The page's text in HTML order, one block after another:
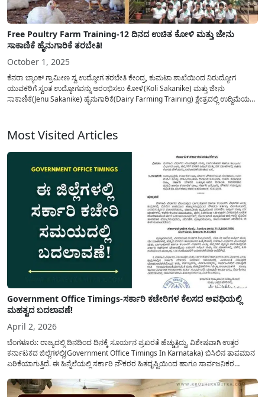
Free Poultry Farm Training-12 ದಿನದ ಉಚಿತ ಕೋಳಿ ಮತ್ತು ಜೇನು
ಸಾಕಾಣಿಕೆ ಹೈನುಗಾರಿಕೆ ತರಬೇತಿ!
October 1, 2025
ಕೆನರಾ ಬ್ಯಾಂಕ್ ಗ್ರಾಮೀಣ ಸ್ವ ಉದ್ಯೋಗ ತರಬೇತಿ ಕೇಂದ್ರ, ಕುಮಟಾ ಶಾಖೆಯಿಂದ ನಿರುದ್ಯೋಗ
ಯುವಕರಿಗೆ ಸ್ವಂತ ಉದ್ಯೋಗವನ್ನು ಆರಂಭಿಸಲು ಕೋಳಿ(Koli Sakanike) ಮತ್ತು ಜೇನು
ಸಾಕಾಣಿಕೆ(Jenu Sakanike) ಹೈನುಗಾರಿಕೆ(Dairy Farming Training) ಕ್ಷೇತ್ರದಲ್ಲಿ ಉದ್ದಿಮೆಯನ್ನು
Most Visited Articles
Government Office Timings-ಸರ್ಕಾರಿ ಕಚೇರಿಗಳ ಕೆಲಸದ ಅವಧಿಯಲ್ಲಿ
ಮಹತ್ವದ ಬದಲಾವಣೆ!
April 2, 2026
ಬೆಂಗಳೂರು: ರಾಜ್ಯದಲ್ಲಿ ದಿನದಿಂದ ದಿನಕ್ಕೆ ಸೂರ್ಯನ ಪ್ರಖರತೆ ಹೆಚ್ಚುತ್ತಿದ್ದು, ವಿಶೇಷವಾಗಿ ಉತ್ತರ
ಕರ್ನಾಟಕದ ಜಿಲ್ಲೆಗಳಲ್ಲಿ(Government Office Timings In Karnataka) ಬಿಸಿಲಿನ ತಾಪಮಾನ
ಏರಿಕೆಯಾಗುತ್ತಿದೆ. ಈ ಹಿನ್ನೆಲೆಯಲ್ಲಿ ಸರ್ಕಾರಿ ನೌಕರರ ಹಿತದೃಷ್ಟಿಯಿಂದ ಹಾಗೂ ಸಾರ್ವಜನಿಕರ
ಮತ್ತು ಕಲ್ಯಾಣ ಕರ್ನಾಟಕದ ಒಟ್ಟು 9 ಜಿಲ್ಲೆಗಳಲ್ಲಿ ಏಪ್ರಿಲ್...